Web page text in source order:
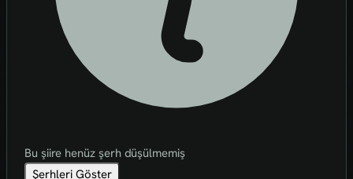
Bu şiire henüz şerh düşülmemiş
Şerhleri Göster